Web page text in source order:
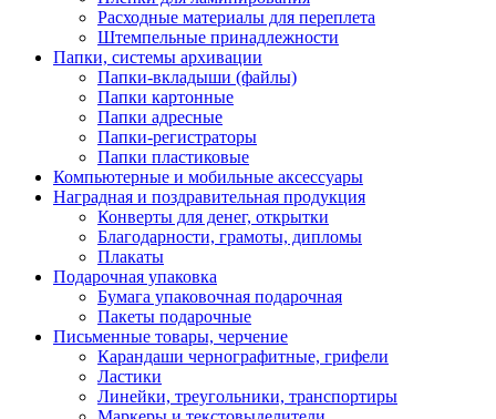
Расходные материалы для переплета
Штемпельные принадлежности
Папки, системы архивации
Папки-вкладыши (файлы)
Папки картонные
Папки адресные
Папки-регистраторы
Папки пластиковые
Компьютерные и мобильные аксессуары
Наградная и поздравительная продукция
Конверты для денег, открытки
Благодарности, грамоты, дипломы
Плакаты
Подарочная упаковка
Бумага упаковочная подарочная
Пакеты подарочные
Письменные товары, черчение
Карандаши чернографитные, грифели
Ластики
Линейки, треугольники, транспортиры